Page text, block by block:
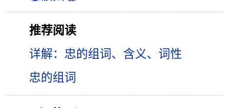
推荐阅读
详解：忠的组词、含义、词性
忠的组词